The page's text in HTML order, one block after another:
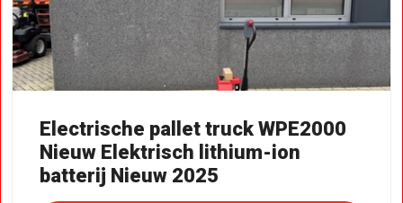
Electrische pallet truck WPE2000
Nieuw Elektrisch lithium-ion
batterij Nieuw 2025